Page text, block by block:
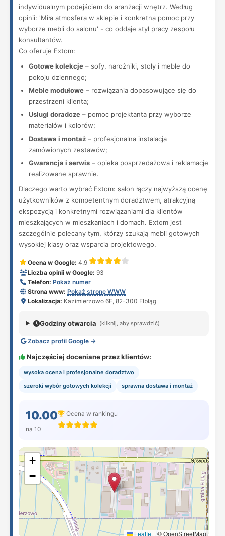
indywidualnym podejściem do aranżacji wnętrz. Według
opinii: 'Miła atmosfera w sklepie i konkretna pomoc przy
wyborze mebli do salonu' - co oddaje styl pracy zespołu
konsultantów.
Co oferuje Extom:
Gotowe kolekcje – sofy, narożniki, stoły i meble do
pokoju dziennego;
Meble modułowe – rozwiązania dopasowujące się do
przestrzeni klienta;
Usługi doradcze – pomoc projektanta przy wyborze
materiałów i kolorów;
Dostawa i montaż – profesjonalna instalacja
zamówionych zestawów;
Gwarancja i serwis – opieka posprzedażowa i reklamacje
realizowane sprawnie.
Dlaczego warto wybrać Extom: salon łączy najwyższą ocenę
użytkowników z kompetentnym doradztwem, atrakcyjną
ekspozycją i konkretnymi rozwiązaniami dla klientów
mieszkających w mieszkaniach i domach. Extom jest
szczególnie polecany tym, którzy szukają mebli gotowych
wysokiej klasy oraz wsparcia projektowego.
Ocena w Google: 4.9
Liczba opinii w Google: 93
Telefon: Pokaż numer
Strona www: Pokaż stronę WWW
Lokalizacja: Kazimierzowo 6E, 82-300 Elbląg
Godziny otwarcia (kliknij, aby sprawdzić)
Zobacz profil Google →
Najczęściej doceniane przez klientów:
wysoka ocena i profesjonalne doradztwo
szeroki wybór gotowych kolekcji
sprawna dostawa i montaż
10.00
na 10
Ocena w rankingu
+
−
Leaflet | © OpenStreetMap